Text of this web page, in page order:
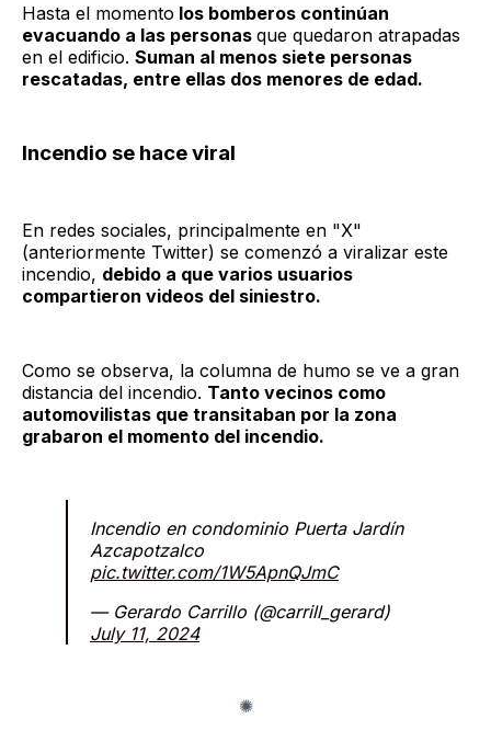
Hasta el momento los bomberos continúan
evacuando a las personas que quedaron atrapadas
en el edificio. Suman al menos siete personas
rescatadas, entre ellas dos menores de edad.
Incendio se hace viral
En redes sociales, principalmente en "X"
(anteriormente Twitter) se comenzó a viralizar este
incendio, debido a que varios usuarios
compartieron videos del siniestro.
Como se observa, la columna de humo se ve a gran
distancia del incendio. Tanto vecinos como
automovilistas que transitaban por la zona
grabaron el momento del incendio.
Incendio en condominio Puerta Jardín
Azcapotzalco
pic.twitter.com/1W5ApnQJmC
— Gerardo Carrillo (@carrill_gerard)
July 11, 2024